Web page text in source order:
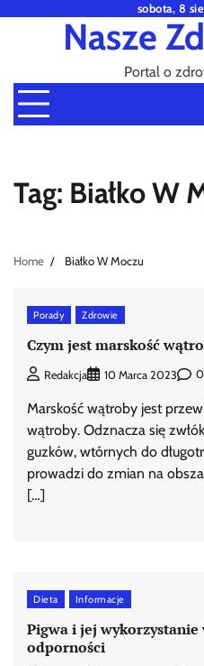
sobota, 8
Nasze
Portal o
Tag: Białko W
Home Białko W Moczu
Porady Zdrowie
Czym jest marskość
Redakcja 10 Marca 2023 0
Marskość wątroby jest
wątroby. Odznacza się
guzków, wtórnych do
prowadzi do zmian na
[…]
Dieta Informacje
Pigwa i jej
odporności